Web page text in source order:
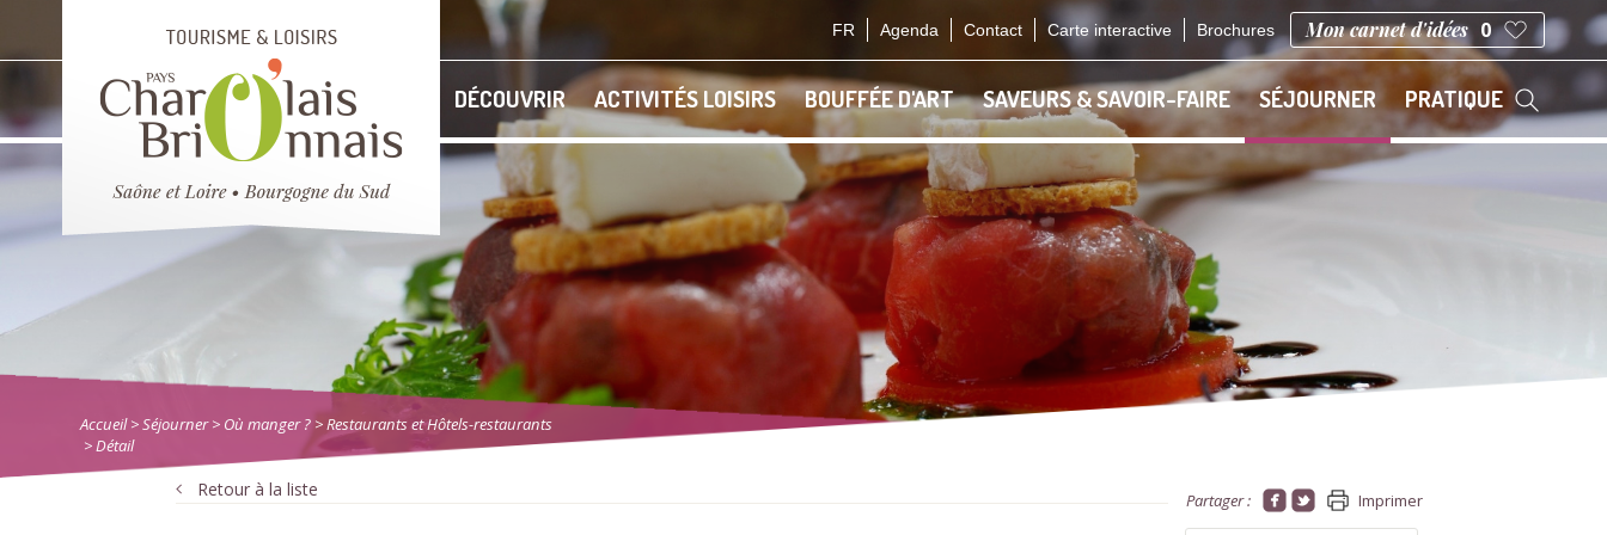
FR Agenda Contact Carte interactive Brochures Mon carnet d'idées 0
DÉCOUVRIR ACTIVITÉS LOISIRS BOUFFÉE D'ART SAVEURS & SAVOIR-FAIRE SÉJOURNER PRATIQUE
Accueil> Séjourner> Où manger ? >Restaurants et Hôtels-restaurants
> Détail
Retour à la liste Partager : Imprimer